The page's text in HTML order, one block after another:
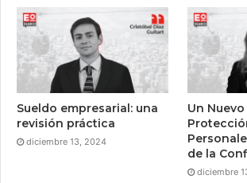
Sueldo empresarial: una
revisión práctica
diciembre 13, 2024
Un
de la
diciembre